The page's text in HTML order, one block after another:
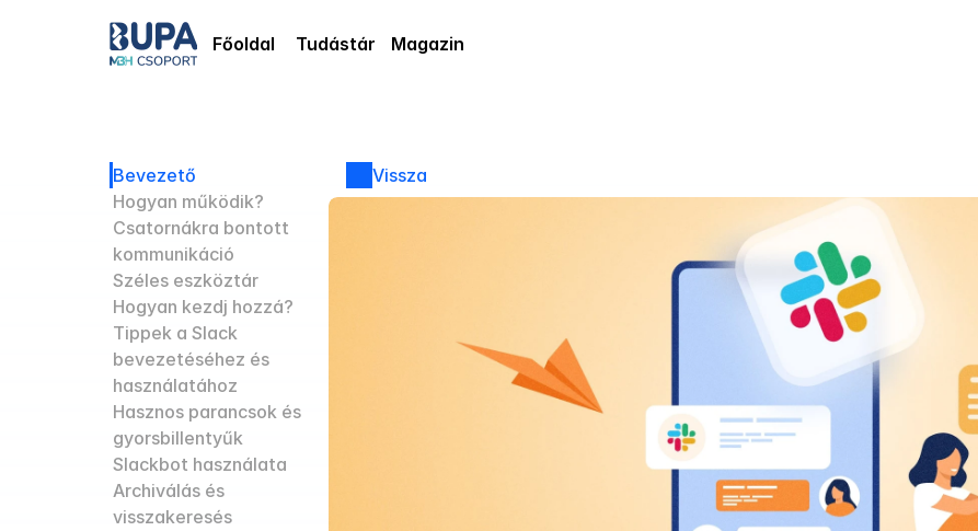
Főoldal Tudástár Magazin
Bevezető
Hogyan működik?
Csatornákra bontott
kommunikáció
Széles eszköztár
Hogyan kezdj hozzá?
Tippek a Slack
bevezetéséhez és
használatához
Hasznos parancsok és
gyorsbillentyűk
Slackbot használata
Archiválás és
visszakeresés
Vissza